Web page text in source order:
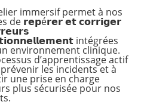
immersif permet à nos
de 𝗿𝗲𝗽é𝗿𝗲𝗿 𝗲𝘁 𝗰𝗼𝗿𝗿𝗶𝗴𝗲𝗿
intégrées
environnement clinique.
d’apprentissage actif
les incidents et à
une prise en charge
plus sécurisée pour nos